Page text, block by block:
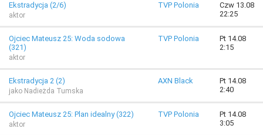
Ekstradycja (2/6)
aktor
TVP Polonia
Czw 13.08
22:25
Ojciec Mateusz 25: Woda sodowa
(321)
aktor
TVP Polonia
Pt 14.08
2:15
Ekstradycja 2 (2)
jako Nadieżda Tumska
AXN Black
Pt 14.08
2:40
Ojciec Mateusz 25: Plan idealny (322)
aktor
TVP Polonia
Pt 14.08
3:05